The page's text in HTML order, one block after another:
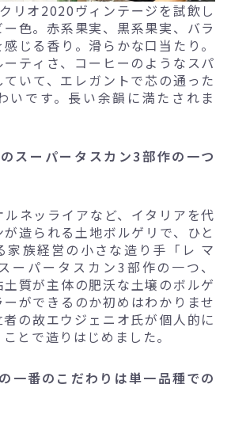
リオ2020ヴィンテージを試飲し
色。赤系果実、黒系果実、バラ
じる香り。滑らかな口当たり。
ティさ、コーヒーのようなスパ
いて、エレガントで芯の通った
いです。長い余韻に満たされま
スーパータスカン3部作の一つ
ネッライアなど、イタリアを代
造られる土地ボルゲリで、ひと
家族経営の小さな造り手「レ マ
ーパータスカン3部作の一つ、
土質が主体の肥沃な土壌のボルゲ
ができるのか初めはわかりませ
の故エウジェニオ氏が個人的に
とで造りはじめました。
一番のこだわりは単一品種での